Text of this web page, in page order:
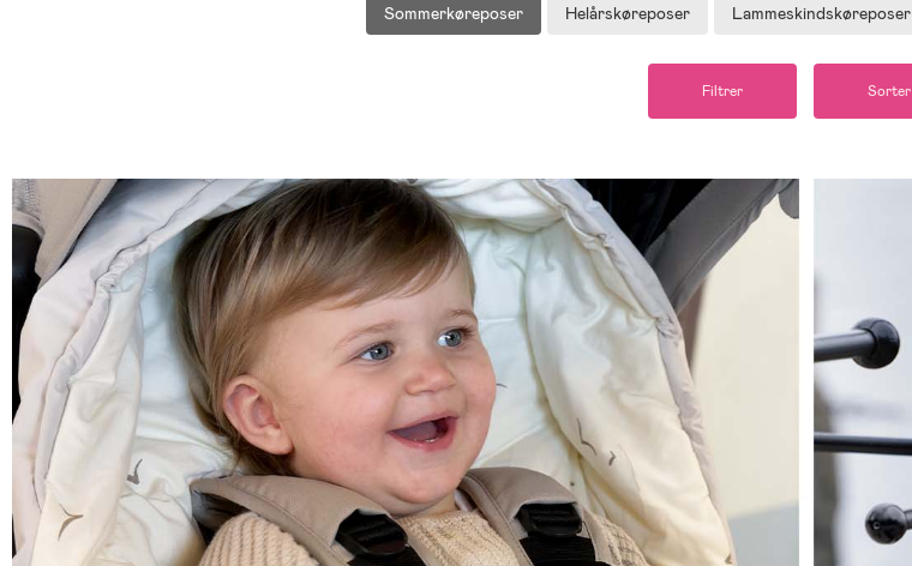
Sommerkøreposer Helårskøreposer Lammeskindskøreposer
Filtrer Sorter